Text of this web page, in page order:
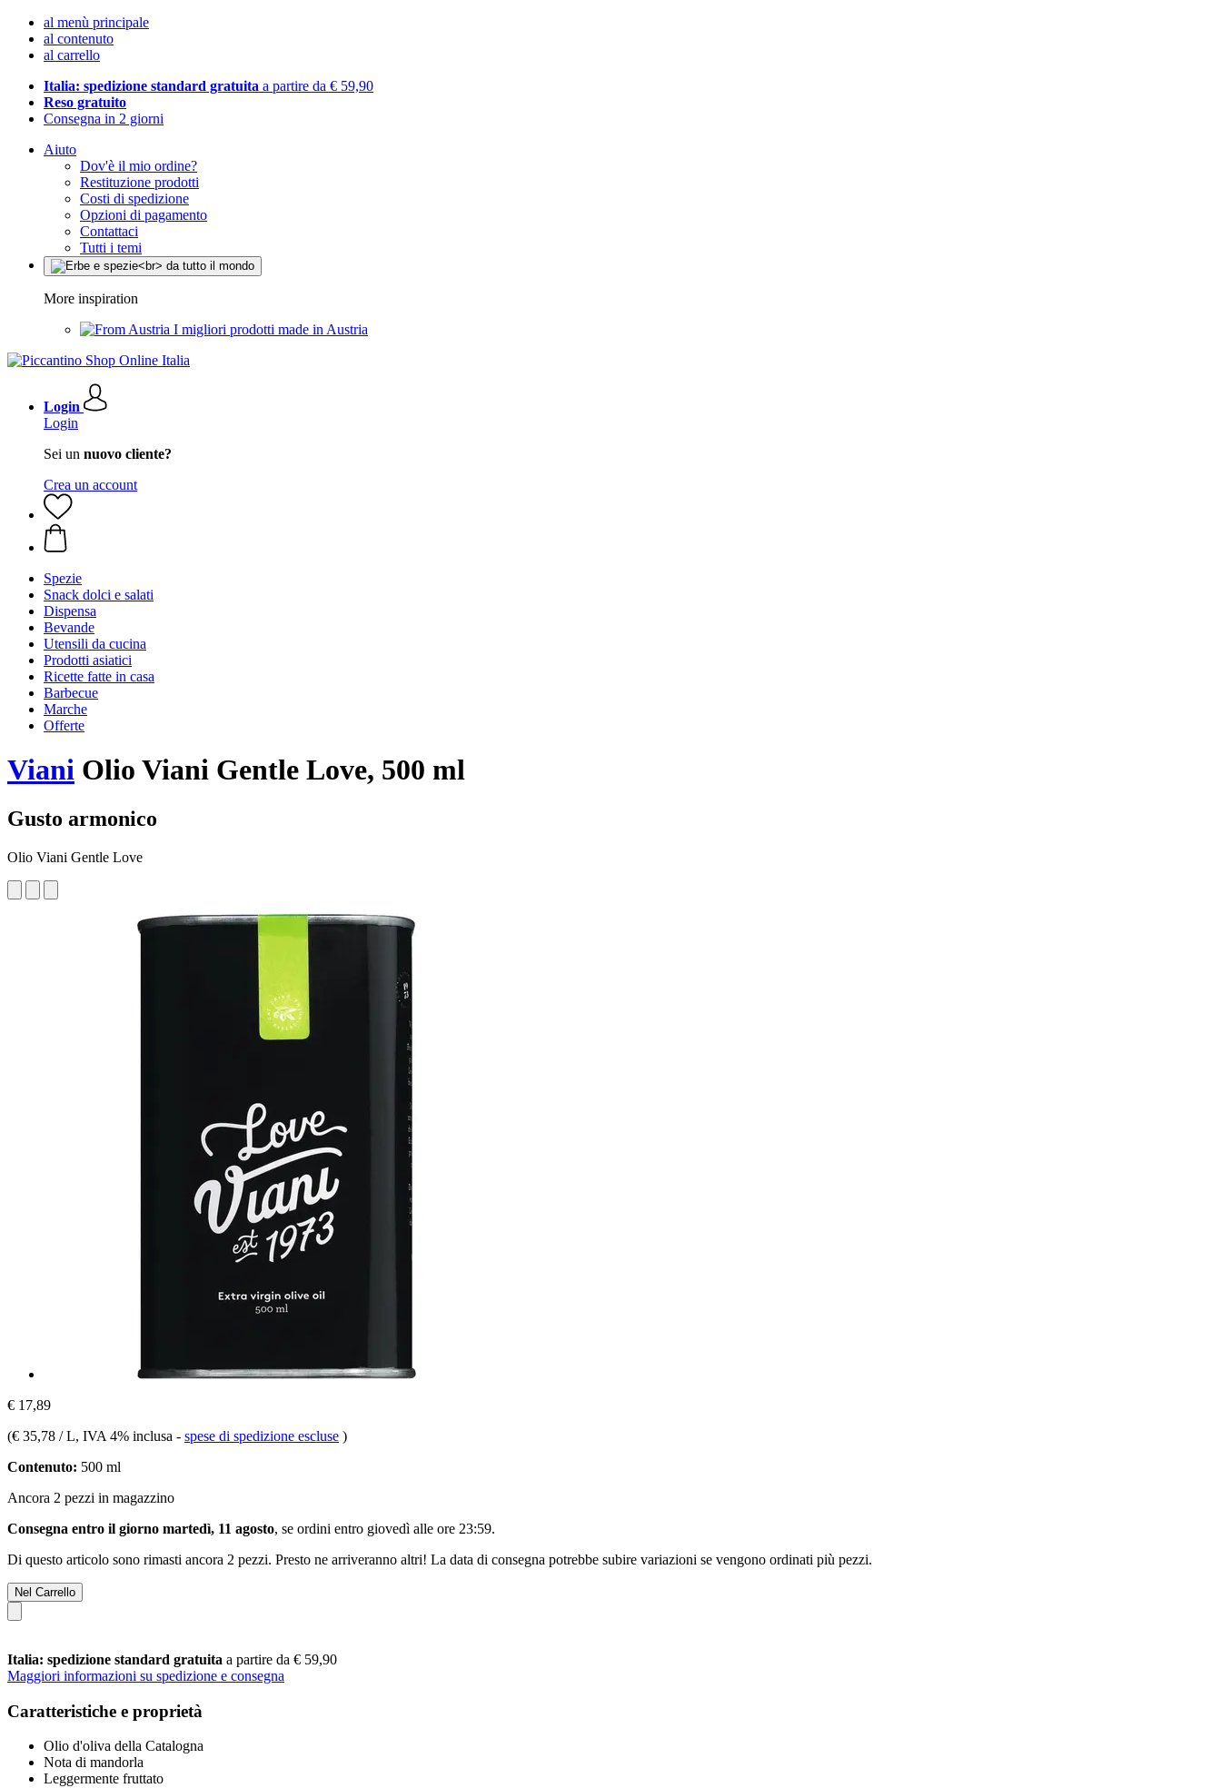
al menù principale
al contenuto
al carrello
Italia: spedizione standard gratuita a partire da € 59,90
Reso gratuito
Consegna in 2 giorni
Aiuto
Dov'è il mio ordine?
Restituzione prodotti
Costi di spedizione
Opzioni di pagamento
Contattaci
Tutti i temi
More inspiration
I migliori prodotti made in Austria
Login
Login
Sei un nuovo cliente?
Crea un account
Spezie
Snack dolci e salati
Dispensa
Bevande
Utensili da cucina
Prodotti asiatici
Ricette fatte in casa
Barbecue
Marche
Offerte
Viani Olio Viani Gentle Love, 500 ml
Gusto armonico
Olio Viani Gentle Love
€ 17,89
(€ 35,78 / L, IVA 4% inclusa - spese di spedizione escluse )
Contenuto: 500 ml
Ancora 2 pezzi in magazzino
Consegna entro il giorno martedì, 11 agosto, se ordini entro giovedì alle ore 23:59.
Di questo articolo sono rimasti ancora 2 pezzi. Presto ne arriveranno altri! La data di consegna potrebbe subire variazioni se vengono ordinati più pezzi.
Nel Carrello
Italia: spedizione standard gratuita a partire da € 59,90
Maggiori informazioni su spedizione e consegna
Caratteristiche e proprietà
Olio d'oliva della Catalogna
Nota di mandorla
Leggermente fruttato